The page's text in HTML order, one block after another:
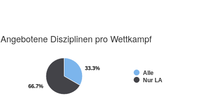
Angebotene Disziplinen pro Wettkampf
33.3%
33.3%
66.7%
66.7%
Alle
Nur LA